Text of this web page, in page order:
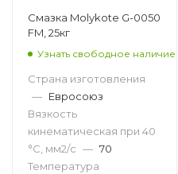
Смазка Molykote G-0050
FM, 25кг
Узнать свободное наличие
Страна изготовления
— Евросоюз
Вязкость
кинематическая при 40
°С, мм2/с — 70
Температура